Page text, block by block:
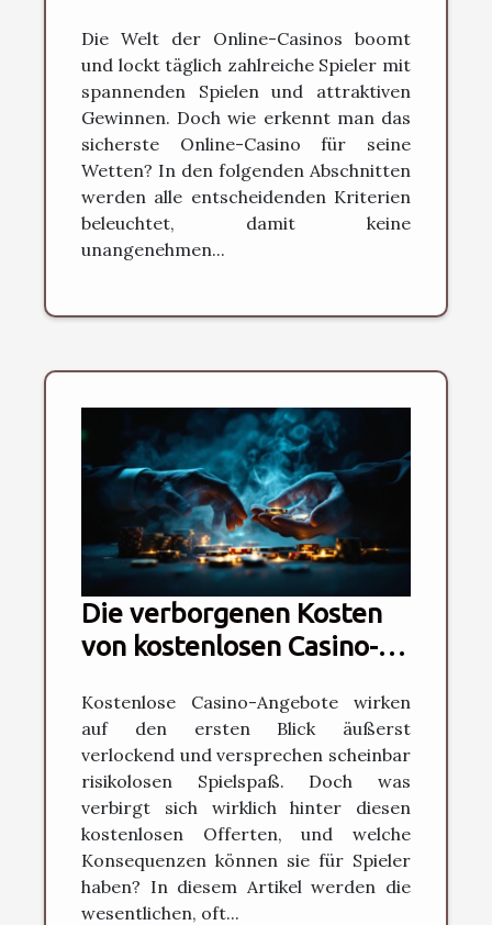
Die Welt der Online-Casinos boomt
und lockt täglich zahlreiche Spieler mit
spannenden Spielen und attraktiven
Gewinnen. Doch wie erkennt man das
sicherste Online-Casino für seine
Wetten? In den folgenden Abschnitten
werden alle entscheidenden Kriterien
beleuchtet, damit keine
unangenehmen...
Die verborgenen Kosten
von kostenlosen Casino-
Kostenlose Casino-Angebote wirken
auf den ersten Blick äußerst
verlockend und versprechen scheinbar
risikolosen Spielspaß. Doch was
verbirgt sich wirklich hinter diesen
kostenlosen Offerten, und welche
Konsequenzen können sie für Spieler
haben? In diesem Artikel werden die
wesentlichen, oft...